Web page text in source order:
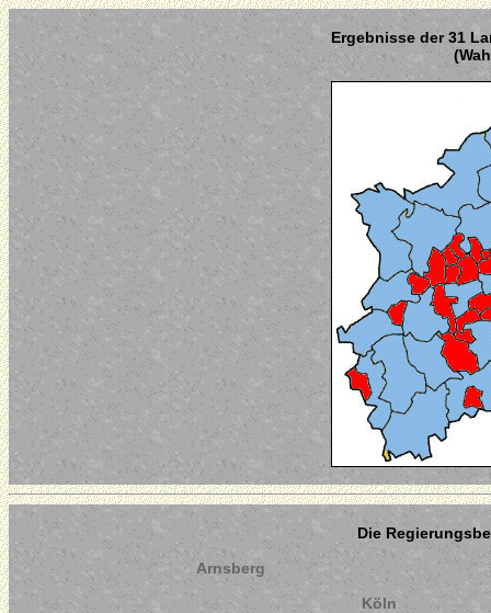
Ergebnisse der 31
Die
Arnsberg
Köln